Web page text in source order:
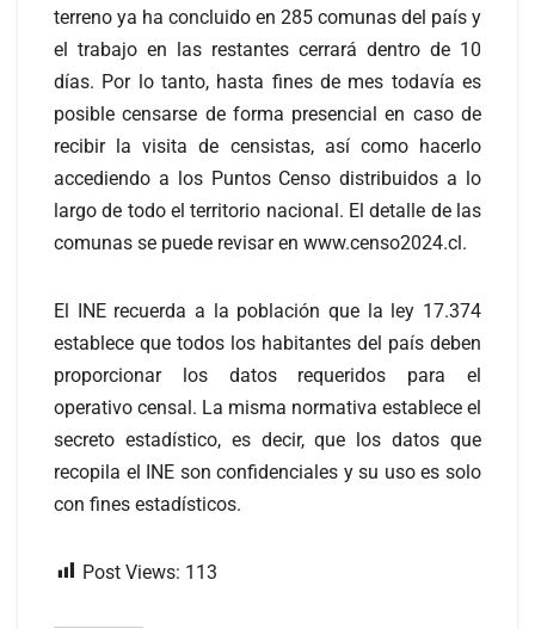
terreno ya ha concluido en 285 comunas del país y
el trabajo en las restantes cerrará dentro de 10
días. Por lo tanto, hasta fines de mes todavía es
posible censarse de forma presencial en caso de
recibir la visita de censistas, así como hacerlo
accediendo a los Puntos Censo distribuidos a lo
largo de todo el territorio nacional. El detalle de las
comunas se puede revisar en www.censo2024.cl.
El INE recuerda a la población que la ley 17.374
establece que todos los habitantes del país deben
proporcionar los datos requeridos para el
operativo censal. La misma normativa establece el
secreto estadístico, es decir, que los datos que
recopila el INE son confidenciales y su uso es solo
con fines estadísticos.
Post Views: 113